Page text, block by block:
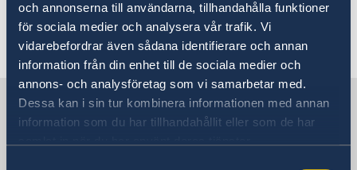
och annonserna till användarna, tillhandahålla funktioner
för sociala medier och analysera vår trafik. Vi
vidarebefordrar även sådana identifierare och annan
information från din enhet till de sociala medier och
annons- och analysföretag som vi samarbetar med.
Dessa kan i sin tur kombinera informationen med annan
information som du har tillhandahållit eller som de har
National Statement OPCW EC105
« 1 2 3 4 »
Sverige i Nederländerna, Haag